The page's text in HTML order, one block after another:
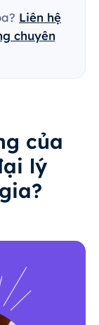
Liên hệ
chuyên
của
lý